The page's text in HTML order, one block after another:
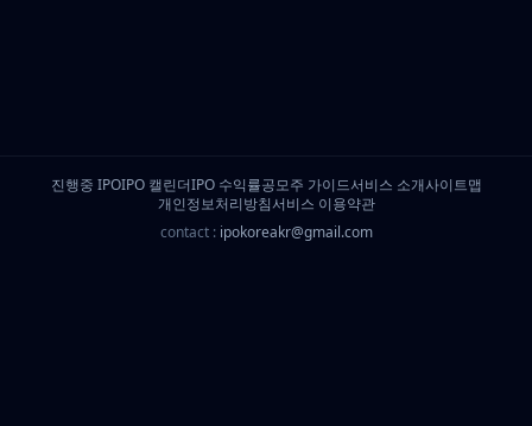
진행중 IPOIPO 캘린더IPO 수익률공모주 가이드서비스 소개사이트맵
개인정보처리방침서비스 이용약관
contact : ipokoreakr@gmail.com